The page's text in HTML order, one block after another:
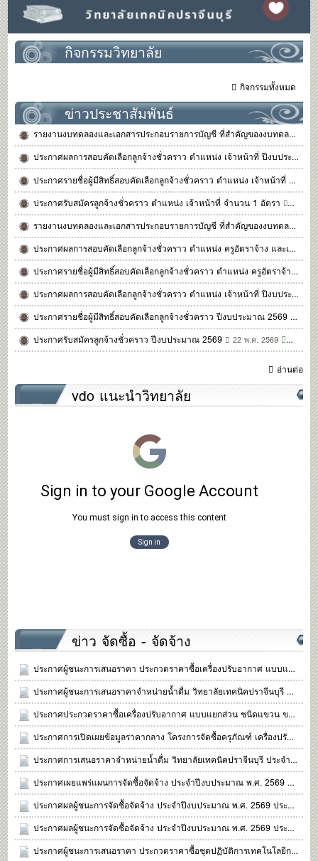
กิจกรรมวิทยาลัย
กิจกรรมทั้งหมด
ข่าวประชาสัมพันธ์
รายงานงบทดลองและเอกสารประกอบรายการบัญชี ที่สำคัญของงบทดลอง ประจำเดือน มิถุนายน 2569
ประกาศผลการสอบคัดเลือกลูกจ้างชั่วคราว ตำแหน่ง เจ้าหน้าที่ ปีงบประมาณ 2569
ประกาศรายชื่อผู้มีสิทธิ์สอบคัดเลือกลูกจ้างชั่วคราว ตำแหน่ง เจ้าหน้าที่ จำนวน 1 อัตรา
ประกาศรับสมัครลูกจ้างชั่วคราว ตำแหน่ง เจ้าหน้าที่ จำนวน 1 อัตรา
26 มิ.ย.
รายงานงบทดลองและเอกสารประกอบรายการบัญชี ที่สำคัญของงบทดลอง ประจำเดือน พฤษภาคม 2569
ประกาศผลการสอบคัดเลือกลูกจ้างชั่วคราว ตำแหน่ง ครูอัตราจ้าง และเจ้าหน้าที่ ประจำปีงบประมาณ 2569
ประกาศรายชื่อผู้มีสิทธิ์สอบคัดเลือกลูกจ้างชั่วคราว ตำแหน่ง ครูอัตราจ้าง และเจ้าหน้าที่ ปีงบประมาณ 2569
ประกาศผลการสอบคัดเลือกลูกจ้างชั่วคราว ตำแหน่ง เจ้าหน้าที่ ปีงบประมาณ 2569
ประกาศรายชื่อผู้มีสิทธิ์สอบคัดเลือกลูกจ้างชั่วคราว ปีงบประมาณ 2569
25
ประกาศรับสมัครลูกจ้างชั่วคราว ปีงบประมาณ 2569 22 พ.ค. 2569 0 111
อ่านต่อ
vdo แนะนำวิทยาลัย
ข่าว จัดซื้อ - จัดจ้าง
ประกาศผู้ชนะการเสนอราคา ประกวดราคาซื้อเครื่องปรับอากาศ แบบแยกส่วน ชนิดแขวน ขนาด 36,000 บีทียู ด้วยวิธีประกวดราคาอิเล็กทรอนิกส์ (e-bidding) ปีงบประมาณ พ.ศ. 2569
ประกาศผู้ชนะการเสนอราคาจำหน่ายน้ำดื่ม วิทยาลัยเทคนิคปราจีนบุรี ประจำปีการศึกษา พ.ศ. 2569
ประกาศประกวดราคาซื้อเครื่องปรับอากาศ แบบแยกส่วน ชนิดแขวน ขนาด 36,000 บีทียู ด้วยวิธีประกวดราคาอิเล็กทรอนิกส์ (e-bidding) ปีงบประมาณ พ.ศ. 2569
ประกาศการเปิดเผยข้อมูลราคากลาง โครงการจัดซื้อครุภัณฑ์ เครื่องปรับอากาศ แบบแยกส่วน ชนิดแขวน ขนาด 36,000 บีทียู ประจำปีงบประมาณ พ.ศ. 2569
ประกาศการเสนอราคาจำหน่ายน้ำดื่ม วิทยาลัยเทคนิคปราจีนบุรี ประจำปีการศึกษา พ.ศ. 2569
ประกาศเผยแพร่แผนการจัดซื้อจัดจ้าง ประจำปีงบประมาณ พ.ศ. 2569 ซื้อเครื่องปรับอากาศ แบบแยกส่วน ชนิดแขวน ขนาด 36,000 บีทียู
ประกาศผลผู้ชนะการจัดซื้อจัดจ้าง ประจำปีงบประมาณ พ.ศ. 2569 ประจำไตรมาสที่ 2
ประกาศผลผู้ชนะการจัดซื้อจัดจ้าง ประจำปีงบประมาณ พ.ศ. 2569 ประจำไตรมาสที่ 1
ประกาศผู้ชนะการเสนอราคา ประกวดราคาซื้อชุดปฏิบัติการเทคโนโลยีการโรงแรม ด้วยวิธีประกวดราคาอิเล็กทรอนิกส์ (e-bidding)